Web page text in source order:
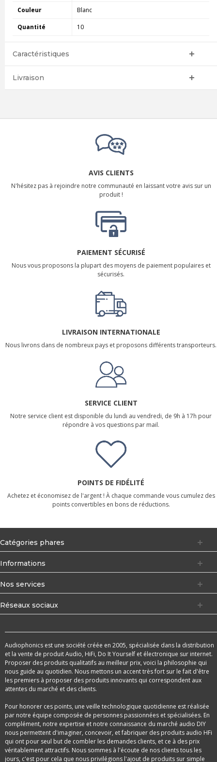
Couleur Blanc
Quantité 10
Caractéristiques
Livraison
AVIS CLIENTS
N'hésitez pas à rejoindre notre communauté en laissant votre avis sur un
produit !
PAIEMENT SÉCURISÉ
Nous vous proposons la plupart des moyens de paiement populaires et
sécurisés.
LIVRAISON INTERNATIONALE
Nous livrons dans de nombreux pays et proposons différents transporteurs.
SERVICE CLIENT
Notre service client est disponible du lundi au vendredi, de 9h à 17h pour
répondre à vos questions par mail.
POINTS DE FIDÉLITÉ
Achetez et économisez de l'argent ! À chaque commande vous cumulez des
points convertibles en bons de réductions.
Catégories phares
Informations
Nos services
Réseaux sociaux
Audiophonics est une société créée en 2005, spécialisée dans la distribution
et la vente de produit Audio, HiFi, Do It Yourself et électronique sur internet.
Proposer des produits qualitatifs au meilleur prix, voici la philosophie qui
nous guide au quotidien. Nous mettons un accent très fort sur le fait d'être
les premiers à proposer des produits innovants qui correspondent aux
attentes du marché et des clients.
Pour honorer ces points, une veille technologique quotidienne est réalisée
par notre équipe composée de personnes passionnées et spécialisées. En
complément, notre expertise et notre connaissance du marché audio DIY
nous permettent d'imaginer, concevoir, et fabriquer des produits audio HFi
qui ont pour seul but de combler les demandes clients, et ce à des prix
véritablement attractifs. Nous sommes à l'écoute de nos clients tous les
jours, c'est pour cela que nous privilégions l'ajout de produits sur simple